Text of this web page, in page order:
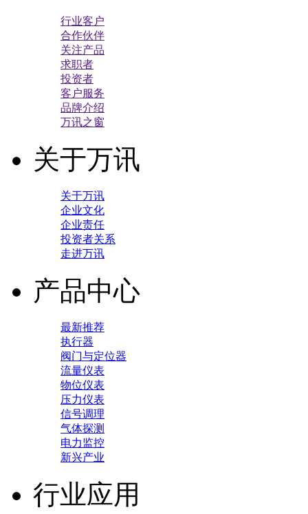
行业客户
合作伙伴
关注产品
求职者
投资者
客户服务
品牌介绍
万讯之窗
关于万讯
关于万讯
企业文化
企业责任
投资者关系
走进万讯
产品中心
最新推荐
执行器
阀门与定位器
流量仪表
物位仪表
压力仪表
信号调理
气体探测
电力监控
新兴产业
行业应用